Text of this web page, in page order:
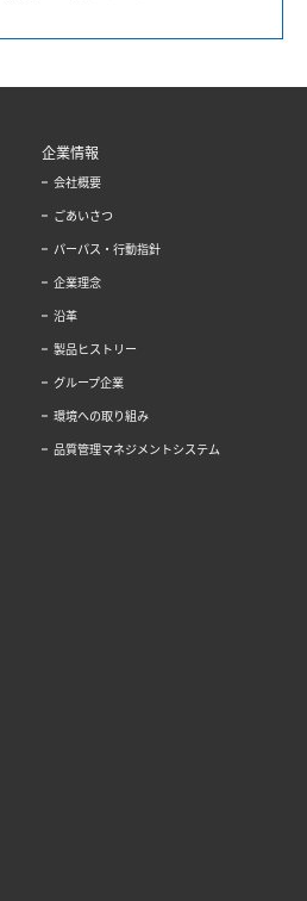
企業情報
会社概要
ごあいさつ
パーパス・行動指針
企業理念
沿革
製品ヒストリー
グループ企業
環境への取り組み
品質管理マネジメントシステム